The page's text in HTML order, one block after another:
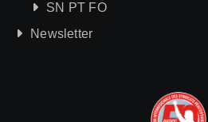
SN PT FO
Newsletter